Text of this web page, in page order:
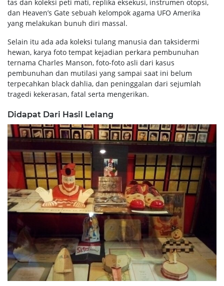
tas dan koleksi peti mati, replika eksekusi, instrumen otopsi,
dan Heaven’s Gate sebuah kelompok agama UFO Amerika
yang melakukan bunuh diri massal.
Selain itu ada ada koleksi tulang manusia dan taksidermi
hewan, karya foto tempat kejadian perkara pembunuhan
ternama Charles Manson, foto-foto asli dari kasus
pembunuhan dan mutilasi yang sampai saat ini belum
terpecahkan black dahlia, dan peninggalan dari sejumlah
tragedi kekerasan, fatal serta mengerikan.
Didapat Dari Hasil Lelang